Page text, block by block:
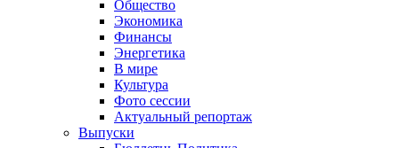
Общество
Экономика
Финансы
Энергетика
В мире
Культура
Фото сессии
Актуальный репортаж
Выпуски